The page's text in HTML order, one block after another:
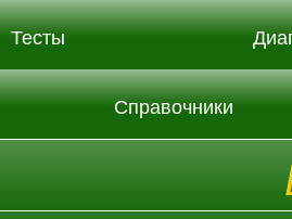
Тесты
Справочники